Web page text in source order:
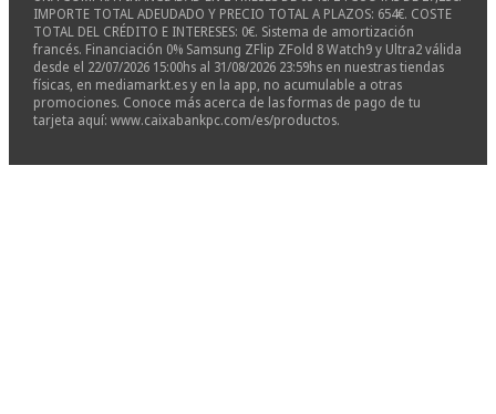
IMPORTE TOTAL ADEUDADO Y PRECIO TOTAL A PLAZOS: 654€. COSTE
TOTAL DEL CRÉDITO E INTERESES: 0€. Sistema de amortización
francés. Financiación 0% Samsung ZFlip ZFold 8 Watch9 y Ultra2 válida
desde el 22/07/2026 15:00hs al 31/08/2026 23:59hs en nuestras tiendas
físicas, en mediamarkt.es y en la app, no acumulable a otras
promociones. Conoce más acerca de las formas de pago de tu
tarjeta aquí: www.caixabankpc.com/es/productos.